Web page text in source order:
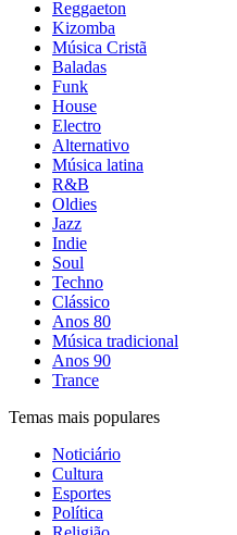
Reggaeton
Kizomba
Música Cristã
Baladas
Funk
House
Electro
Alternativo
Música latina
R&B
Oldies
Jazz
Indie
Soul
Techno
Clássico
Anos 80
Música tradicional
Anos 90
Trance
Temas mais populares
Noticiário
Cultura
Esportes
Política